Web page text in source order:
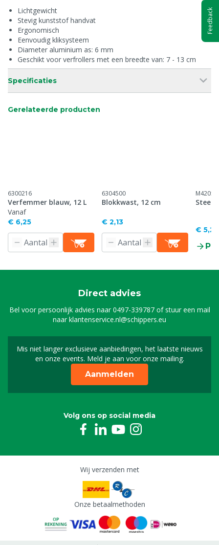
Lichtgewicht
Stevig kunststof handvat
Ergonomisch
Eenvoudig kliksysteem
Diameter aluminium as: 6 mm
Geschikt voor verfrollers met een breedte van: 7 - 13 cm
Specificaties
Gerelateerde producten
6300216
Verfemmer blauw, 12 L
Vanaf
€ 6,25
6304500
Blokkwast, 12 cm
€ 2,13
Steel
€ 5,20
Direct advies
Bel voor persoonlijk advies naar0497-339787of stuur een mail
naarklantenservice.nl@schippers.eu
Mis niet langer exclusieve aanbiedingen, het laatste nieuws
en onze events. Meld je aan voor onze mailing.
Schrijf je in voor onze
Aanmelden
Volg ons op social media
Wij verzenden met
Onze betaalmethoden
Feedback